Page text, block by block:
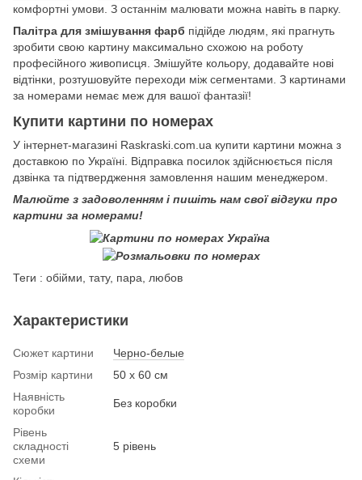
комфортні умови. З останнім малювати можна навіть в парку.
Палітра для змішування фарб підійде людям, які прагнуть
зробити свою картину максимально схожою на роботу
професійного живописця. Змішуйте кольору, додавайте нові
відтінки, розтушовуйте переходи між сегментами. З картинами
за номерами немає меж для вашої фантазії!
Купити картини по номерах
У інтернет-магазині Raskraski.com.ua купити картини можна з
доставкою по Україні. Відправка посилок здійснюється після
дзвінка та підтвердження замовлення нашим менеджером.
Малюйте з задоволенням і пишіть нам свої відгуки про
картини за номерами!
Теги : обійми, тату, пара, любов
Характеристики
Сюжет картини
Черно-белые
Розмір картини
50 х 60 см
Наявність
коробки
Без коробки
Рівень
складності
схеми
5 рівень